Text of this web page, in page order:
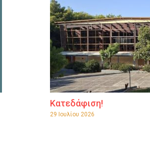
Κατεδάφιση!
29 Ιουλίου 2026